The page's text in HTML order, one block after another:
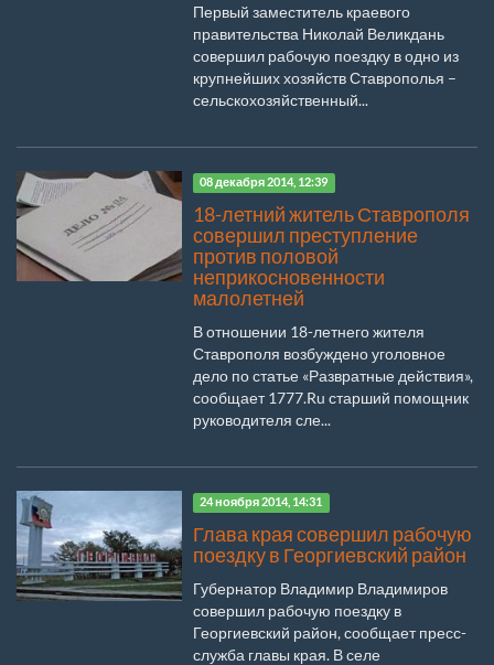
Первый заместитель краевого
правительства Николай Великдань
совершил рабочую поездку в одно из
крупнейших хозяйств Ставрополья –
сельскохозяйственный...
08 декабря 2014, 12:39
18-летний житель Ставрополя
совершил преступление
против половой
неприкосновенности
малолетней
В отношении 18-летнего жителя
Ставрополя возбуждено уголовное
дело по статье «Развратные действия»,
сообщает 1777.Ru старший помощник
руководителя сле...
24 ноября 2014, 14:31
Глава края совершил рабочую
поездку в Георгиевский район
Губернатор Владимир Владимиров
совершил рабочую поездку в
Георгиевский район, сообщает пресс-
служба главы края. В селе